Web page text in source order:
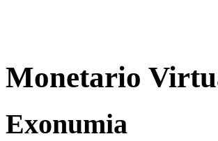
Monetario
Exonumia